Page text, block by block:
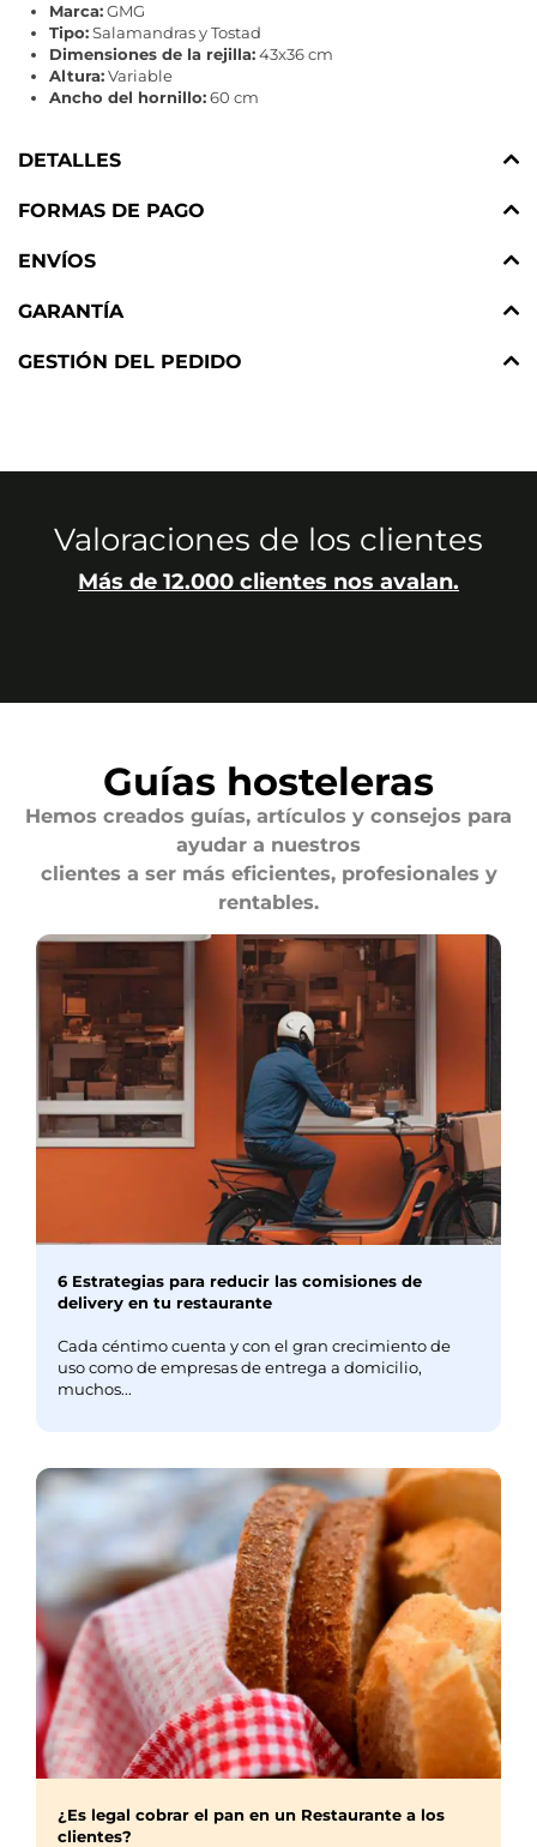
Marca:GMG
Tipo:Salamandras y Tostad
Dimensiones de la rejilla:43x36 cm
Altura:Variable
Ancho del hornillo:60 cm
DETALLES
FORMAS DE PAGO
ENVÍOS
GARANTÍA
GESTIÓN DEL PEDIDO
Valoraciones de los clientes
Más de 12.000 clientes nos avalan.
Guías hosteleras
Hemos creados guías, artículos y consejos para
ayudar a nuestros
clientes a ser más eficientes, profesionales y
rentables.
6 Estrategias para reducir las comisiones de
delivery en tu restaurante
Cada céntimo cuenta y con el gran crecimiento de
uso como de empresas de entrega a domicilio,
muchos...
¿Es legal cobrar el pan en un Restaurante a los
clientes?